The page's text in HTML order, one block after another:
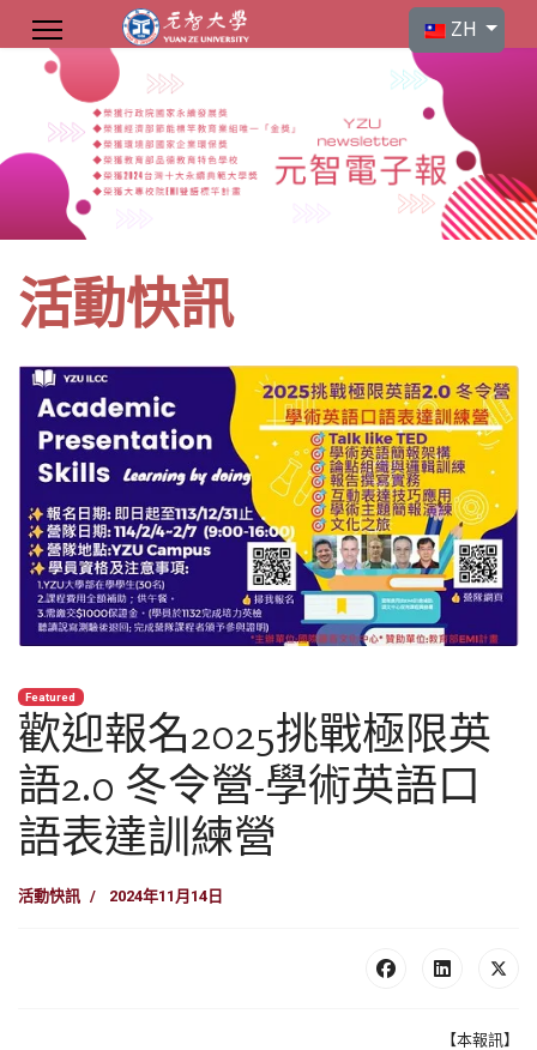
選擇你的語言
ZH
活動快訊
Featured
歡迎報名2025挑戰極限英
語2.0 冬令營-學術英語口
語表達訓練營
活動快訊 2024年11月14日
【本報訊】